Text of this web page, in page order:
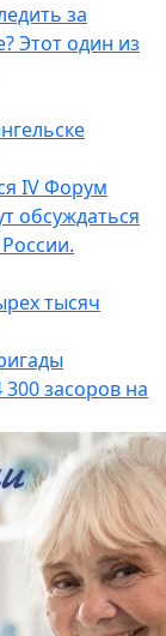
за
Этот один из
IV Форум
обсуждаться
тысяч
засоров на
города
мая по июль
ключевых